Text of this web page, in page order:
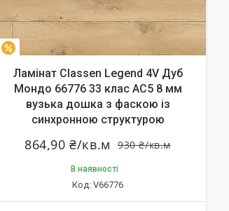
Ламінат Classen Legend 4V Дуб
Мондо 66776 33 клас AC5 8 мм
вузька дошка з фаскою із
синхронною структурою
930 ₴/кв.м
864,90 ₴/кв.м
В наявності
V66776